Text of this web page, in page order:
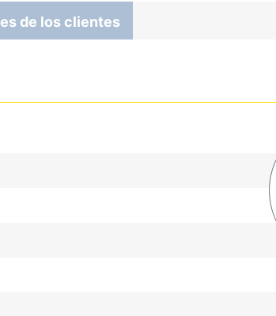
de los clientes